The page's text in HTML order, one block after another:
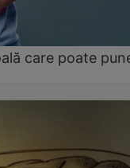
care poate